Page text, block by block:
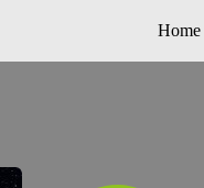
Home